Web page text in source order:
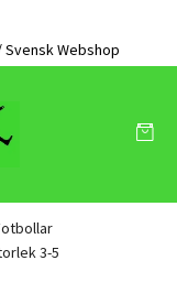
Webshop
3-5